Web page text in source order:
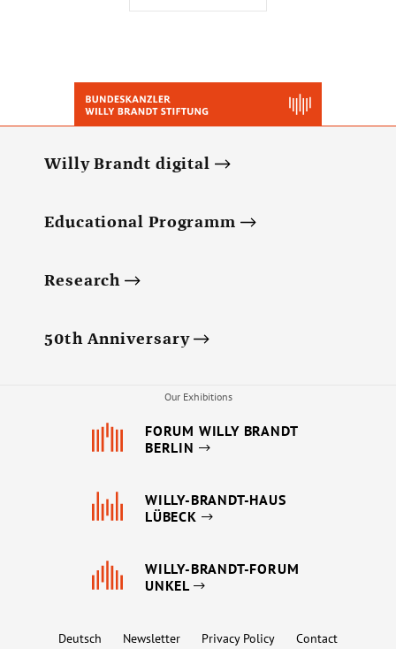
Willy Brandt digital
Educational Programm
Research
50th Anniversary
Our Exhibitions
FORUM WILLY BRANDT
BERLIN
WILLY-BRANDT-HAUS
LÜBECK
WILLY-BRANDT-FORUM
UNKEL
Deutsch Newsletter Privacy Policy Contact